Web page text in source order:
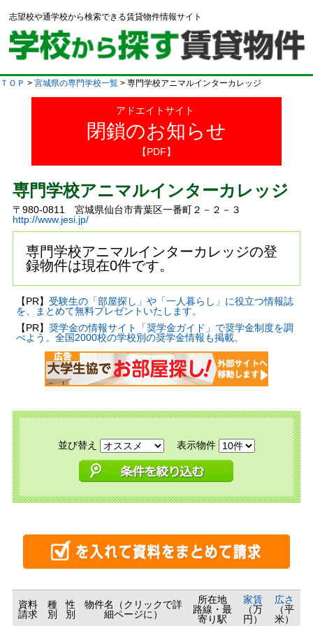
志望校や通学校から検索できる賃貸物件情報サイト
ＴＯＰ > 宮城県の専門学校一覧 > 専門学校アニマルインターカレッジ
アドエイトサイト
閉鎖のお知らせ
【PDF】
専門学校アニマルインターカレッジ
〒980-0811 宮城県仙台市青葉区一番町２－２－３
http://www.jesi.jp/
専門学校アニマルインターカレッジの登
録物件は現在0件です。
【PR】 受験生の「部屋探し」や「一人暮らし」に役立つ情報誌
を、まとめて無料プレゼントいたします。
【PR】 奨学金の情報サイト「奨学金ガイド」で奨学金制度を調
べよう。全国2000校の学校別の奨学金情報も掲載。
並び替え 表示物件
資料
請求
種
別
性
別
物件名（クリックで詳
細ページに）
所在地
路線・最
寄り駅
家賃
（万
円）
広さ
（平
米）